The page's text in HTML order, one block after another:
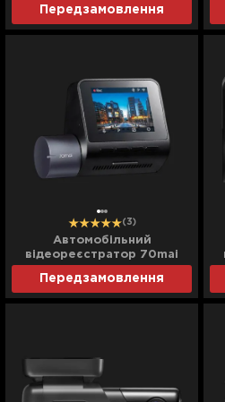
Передзамовлення
(3)
Автомобільний
відеореєстратор 70mai
Передзамовлення